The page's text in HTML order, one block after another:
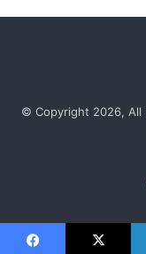
© Copyright 2026, All